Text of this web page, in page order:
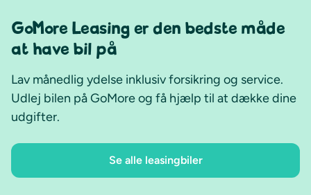
GoMore Leasing er den bedste måde
at have bil på
Lav månedlig ydelse inklusiv forsikring og service.
Udlej bilen på GoMore og få hjælp til at dække dine
udgifter.
Se alle leasingbiler